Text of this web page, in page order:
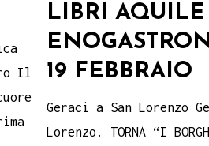
Il
LIBRI AQUILE
19 FEBBRAIO
Geraci a San Lorenzo
Lorenzo. TORNA “I